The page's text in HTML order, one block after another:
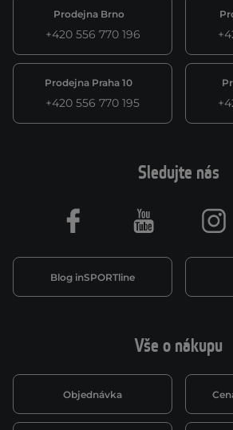
Prodejna Brno
+420 556 770 196
Prodejna Praha 10
+420 556 770 195
Vše o nákupu
Objednávka
Sledujte nás
Blog inSPORTline
Facebook Youtube